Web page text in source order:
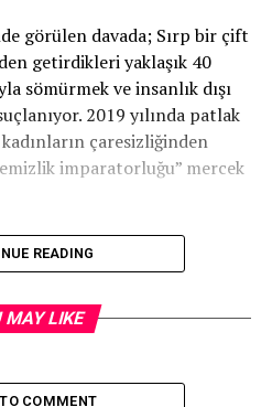
görülen davada; Sırp bir çift
getirdikleri yaklaşık 40
sömürmek ve insanlık dışı
2019 yılında patlak
çaresizliğinden
imparatorluğu” mercek
Vaadiyle Getirildiler
kazanç vaadiyle kandırarak
READING
MAY LIKE
COMMENT